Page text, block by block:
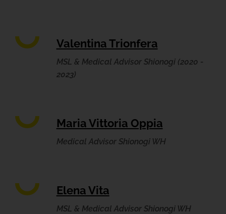
Valentina Trionfera
MSL & Medical Advisor Shionogi (2020 -
2023)
Maria Vittoria Oppia
Medical Advisor Shionogi WH
Elena Vita
MSL & Medical Advisor Shionogi WH